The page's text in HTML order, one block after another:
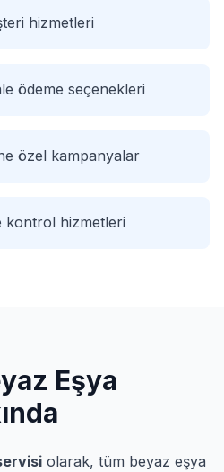
hizmetleri
ödeme seçenekleri
özel kampanyalar
kontrol hizmetleri
Eşya
olarak, tüm beyaz eşya